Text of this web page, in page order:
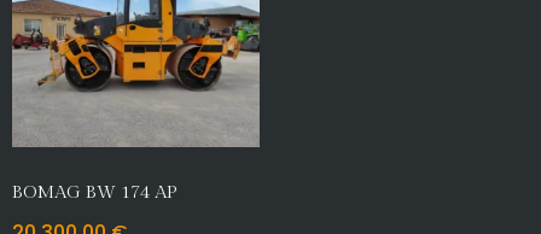
BOMAG BW 174 AP